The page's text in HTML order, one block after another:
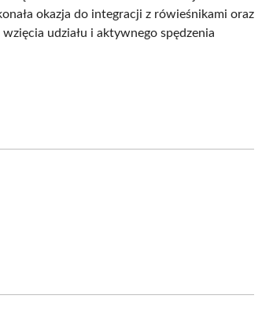
okazja do integracji z rówieśnikami oraz
udziału i aktywnego spędzenia